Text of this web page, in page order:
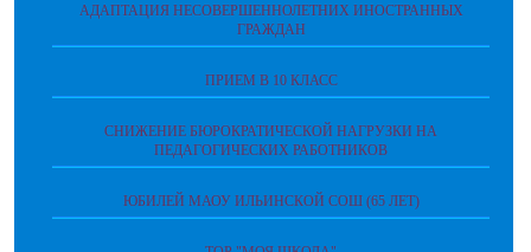
АДАПТАЦИЯ НЕСОВЕРШЕННОЛЕТНИХ ИНОСТРАННЫХ
ГРАЖДАН
ПРИЕМ В 10 КЛАСС
СНИЖЕНИЕ БЮРОКРАТИЧЕСКОЙ НАГРУЗКИ НА
ПЕДАГОГИЧЕСКИХ РАБОТНИКОВ
ЮБИЛЕЙ МАОУ ИЛЬИНСКОЙ СОШ (65 ЛЕТ)